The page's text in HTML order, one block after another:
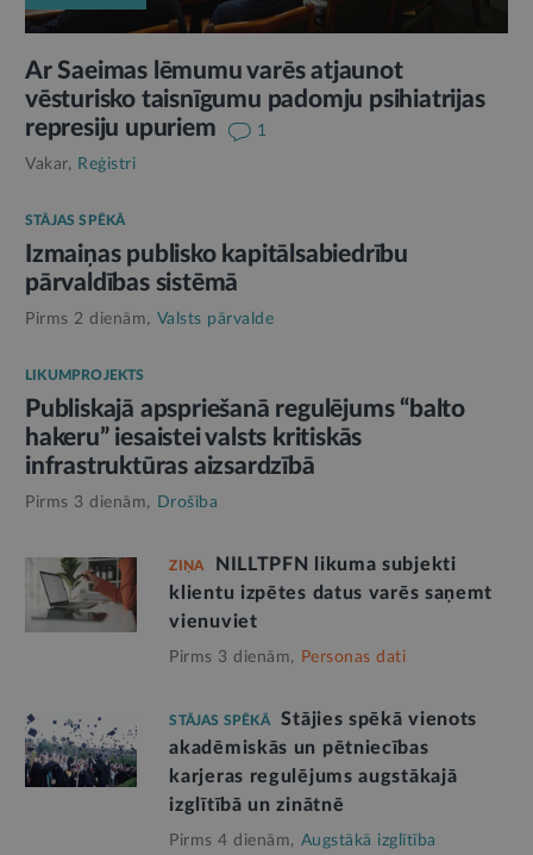
Ar Saeimas lēmumu varēs atjaunot
vēsturisko taisnīgumu padomju psihiatrijas
represiju upuriem
1
Vakar, Reģistri
STĀJAS SPĒKĀ
Izmaiņas publisko kapitālsabiedrību
pārvaldības sistēmā
Pirms 2 dienām, Valsts pārvalde
LIKUMPROJEKTS
Publiskajā apspriešanā regulējums “balto
hakeru” iesaistei valsts kritiskās
infrastruktūras aizsardzībā
Pirms 3 dienām, Drošība
ZIŅA
NILLTPFN likuma subjekti
klientu izpētes datus varēs saņemt
vienuviet
Pirms 3 dienām, Personas dati
STĀJAS SPĒKĀ
Stājies spēkā vienots
akadēmiskās un pētniecības
karjeras regulējums augstākajā
izglītībā un zinātnē
Pirms 4 dienām, Augstākā izglītība